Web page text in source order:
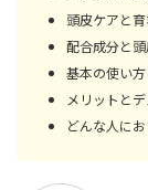
頭皮ケアと
配合成分と
基本の使い
メリットと
どんな人に